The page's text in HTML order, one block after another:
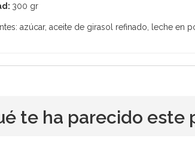
300 gr
azúcar, aceite de girasol refinado, leche en
te ha parecido este